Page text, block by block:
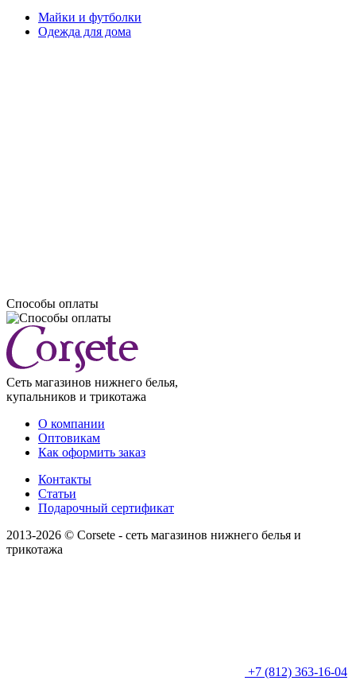
Майки и футболки
Одежда для дома
Способы оплаты
Сеть магазинов нижнего белья,
купальников и трикотажа
О компании
Оптовикам
Как оформить заказ
Контакты
Статьи
Подарочный сертификат
2013-2026 © Corsete - сеть магазинов нижнего белья и
трикотажа
+7 (812) 363-16-04